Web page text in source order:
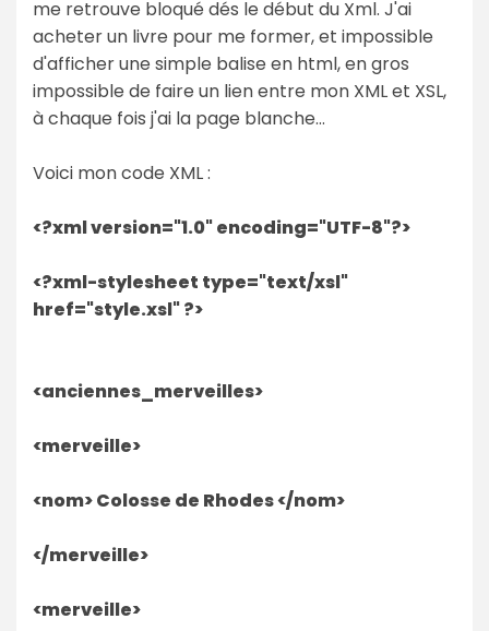
me retrouve bloqué dés le début du Xml. J'ai
acheter un livre pour me former, et impossible
d'afficher une simple balise en html, en gros
impossible de faire un lien entre mon XML et XSL,
à chaque fois j'ai la page blanche...
Voici mon code XML :
<?xml version="1.0" encoding="UTF-8"?>
<?xml-stylesheet type="text/xsl"
href="style.xsl" ?>
<anciennes_merveilles>
<merveille>
<nom> Colosse de Rhodes </nom>
</merveille>
<merveille>